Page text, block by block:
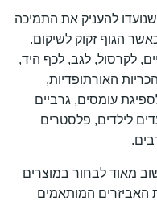
להעניק את התמיכה
הגוף זקוק לשיקום.
לקרסול, לגב, לכף היד,
האורתופדיות,
עומסים, גרביים
לילדים, פלסטרים
מאוד לבחור במוצרים
האביזרים המותאמים